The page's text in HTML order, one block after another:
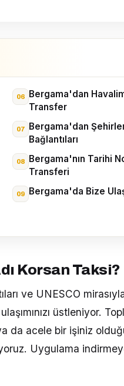
Bergama'dan
Transfer
Bergama'dan
Bağlantıları
Bergama'nın Tarihi
Transferi
Bergama'da Bize
Korsan Taksi?
ve UNESCO
üstleniyor.
da acele bir işiniz
Uygulama